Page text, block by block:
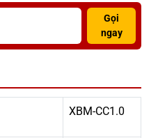
Gọi
ngay
XBM-CC1.0